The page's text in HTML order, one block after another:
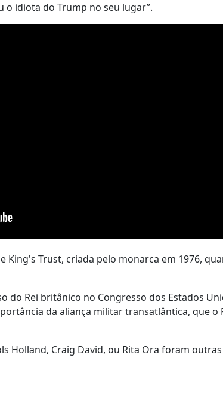
o idiota do Trump no seu lugar”.
Trust, criada pelo monarca em 1976,
do Rei britânico no Congresso dos Estados
da aliança militar transatlântica, que o
Holland, Craig David, ou Rita Ora foram